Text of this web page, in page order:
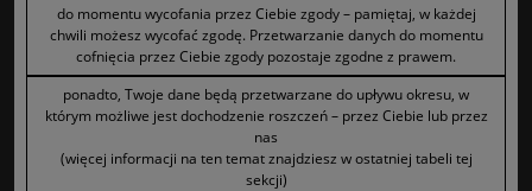
do momentu wycofania przez Ciebie zgody – pamiętaj, w każdej
chwili możesz wycofać zgodę. Przetwarzanie danych do momentu
cofnięcia przez Ciebie zgody pozostaje zgodne z prawem.
ponadto, Twoje dane będą przetwarzane do upływu okresu, w
którym możliwe jest dochodzenie roszczeń – przez Ciebie lub przez
nas
(więcej informacji na ten temat znajdziesz w ostatniej tabeli tej
sekcji)